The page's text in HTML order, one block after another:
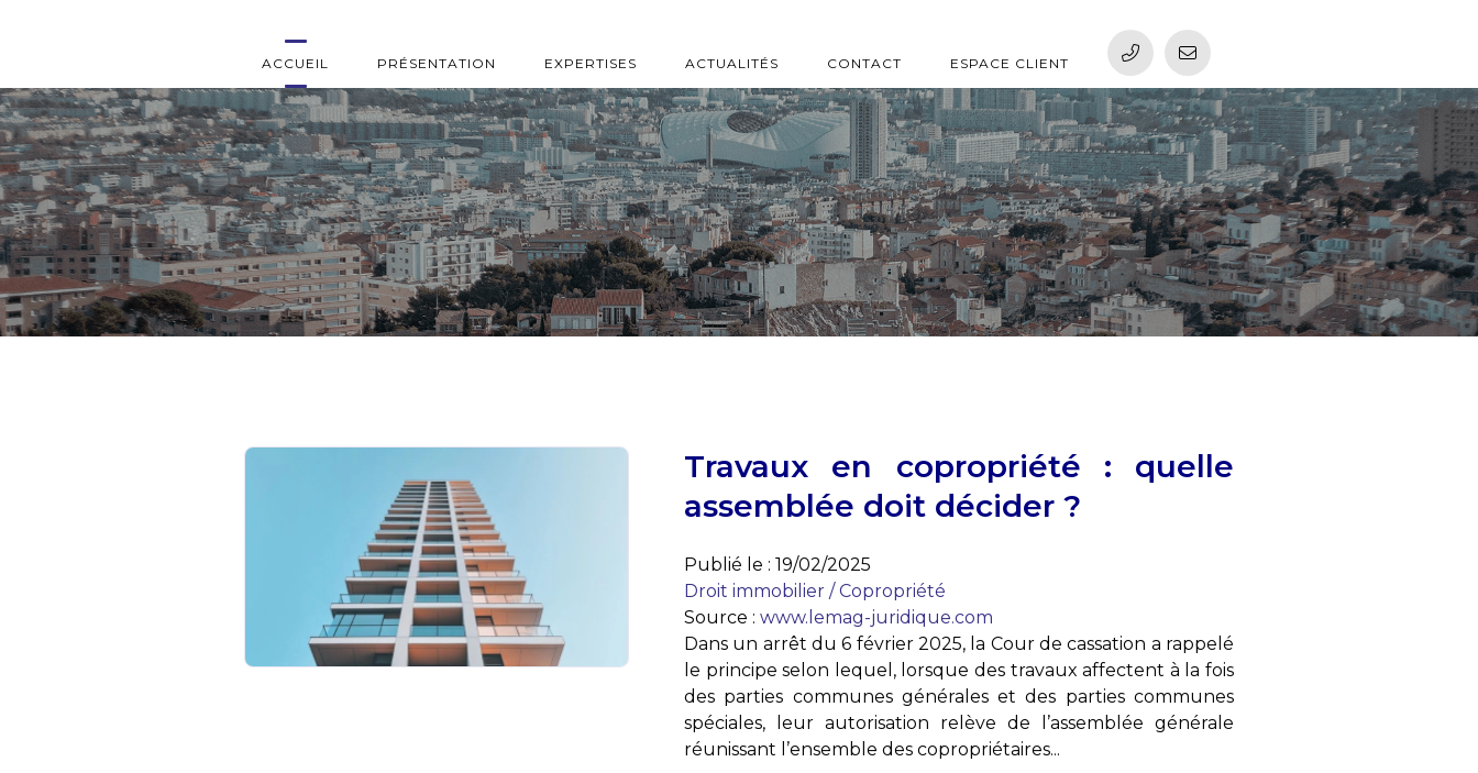
ACCUEIL PRÉSENTATION EXPERTISES ACTUALITÉS CONTACT ESPACE CLIENT
Travaux en copropriété : quelle
assemblée doit décider ?
Publié le : 19/02/2025
Droit immobilier /Copropriété
Source : www.lemag-juridique.com
Dans un arrêt du 6 février 2025, la Cour de cassation a rappelé
le principe selon lequel, lorsque des travaux affectent à la fois
des parties communes générales et des parties communes
spéciales, leur autorisation relève de l’assemblée générale
réunissant l’ensemble des copropriétaires...